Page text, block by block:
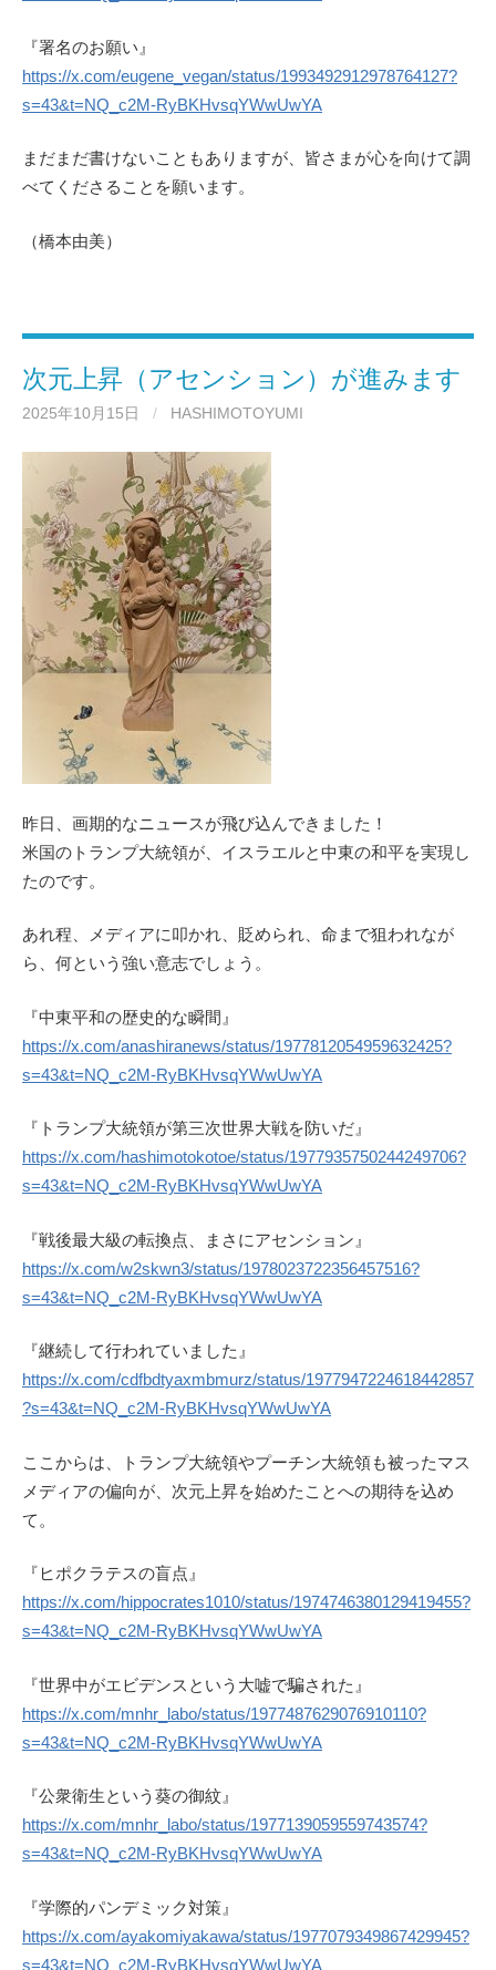
『署名のお願い』
https://x.com/eugene_vegan/status/1993492912978764127?
s=43&t=NQ_c2M-RyBKHvsqYWwUwYA
まだまだ書けないこともありますが、皆さまが心を向けて調
べてくださることを願います。
（橋本由美）
次元上昇（アセンション）が進みます
2025年10月15日 / HASHIMOTOYUMI
昨日、画期的なニュースが飛び込んできました！
米国のトランプ大統領が、イスラエルと中東の和平を実現し
たのです。
あれ程、メディアに叩かれ、貶められ、命まで狙われなが
ら、何という強い意志でしょう。
『中東平和の歴史的な瞬間』
https://x.com/anashiranews/status/1977812054959632425?
s=43&t=NQ_c2M-RyBKHvsqYWwUwYA
『トランプ大統領が第三次世界大戦を防いだ』
https://x.com/hashimotokotoe/status/1977935750244249706?
s=43&t=NQ_c2M-RyBKHvsqYWwUwYA
『戦後最大級の転換点、まさにアセンション』
https://x.com/w2skwn3/status/1978023722356457516?
s=43&t=NQ_c2M-RyBKHvsqYWwUwYA
『継続して行われていました』
https://x.com/cdfbdtyaxmbmurz/status/1977947224618442857
?s=43&t=NQ_c2M-RyBKHvsqYWwUwYA
ここからは、トランプ大統領やプーチン大統領も被ったマス
メディアの偏向が、次元上昇を始めたことへの期待を込め
て。
『ヒポクラテスの盲点』
https://x.com/hippocrates1010/status/1974746380129419455?
s=43&t=NQ_c2M-RyBKHvsqYWwUwYA
『世界中がエビデンスという大嘘で騙された』
https://x.com/mnhr_labo/status/1977487629076910110?
s=43&t=NQ_c2M-RyBKHvsqYWwUwYA
『公衆衛生という葵の御紋』
https://x.com/mnhr_labo/status/1977139059559743574?
s=43&t=NQ_c2M-RyBKHvsqYWwUwYA
『学際的パンデミック対策』
https://x.com/ayakomiyakawa/status/1977079349867429945?
s=43&t=NQ_c2M-RyBKHvsqYWwUwYA